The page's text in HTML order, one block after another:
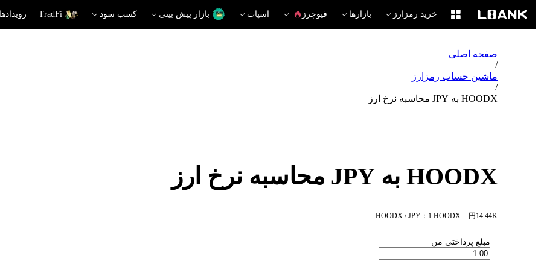
خرید رمزارز بازارها فیوچرز اسپات بازار پیش بینی کسب سود TradFi
صفحه اصلی
/
ماشین حساب رمزارز
/
HOODX به JPY محاسبه نرخ ارز
HOODX به JPY محاسبه نرخ ارز
HOODX / JPY：1 HOODX = 円14.44K
مبلغ پرداختی من